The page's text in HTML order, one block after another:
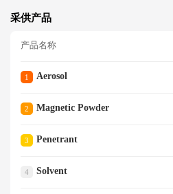
采供产品
产品名称
1 Aerosol
2 Magnetic Powder
3 Penetrant
4 Solvent